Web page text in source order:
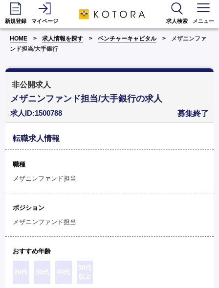
新規登録 マイページ 求人検索 メニュー
HOME 求人情報を探す ベンチャーキャピタル
メザニンファ
ンド担当/大手銀行
非公開求人
メザニンファンド担当/大手銀行の求人
求人ID:1500788 募集終了
転職求人情報
職種
メザニンファンド担当
ポジション
メザニンファンド担当
おすすめ年齢
20代 30代 40代
50代
以上